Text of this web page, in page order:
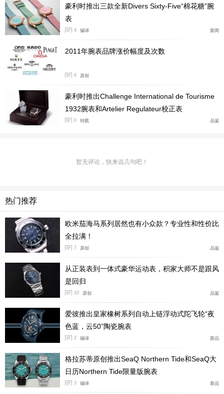
时区在内的所有设置。
如果说，新款豪利时文化腕表的外观变化是一次“巨大进
步”，那么背面与机芯就是在“原地踏步”了。熟悉豪利时的
老玩家想必对“红摆陀”不陌生了，如今它已成为品牌的标
志性设计，应用于所有非自主机芯。其搭载的Oris 782自
动上链机芯基于Sellita SW200打造，保持了与基础机芯近
豪利时推出三款全新Divers Sixty-Five“棉花糖”腕
表
4 编译 新闻
2011年腕表品牌涨价幅度及次数
6 原创
豪利时推出Challenge International de Tourisme
1932腕表和Artelier Regulateur校正表
0 转载 品鉴
暂无评论，快来说几句吧！
热门推荐
欧米茄海马系列居然也有小众款？专业性和性价比
全拉满！
7 原创 品鉴
从正装表到一体式豪华运动表，积家大师不是跟风
是回归
10 原创 品鉴
爱彼推出皇家橡树系列自动上链浮动式陀飞轮“夜
色蓝，云50”陶瓷腕表
2 编译 新品
格拉苏蒂原创推出SeaQ Northern Tide和SeaQ大
日历Northern Tide限量版腕表
3 编译 新品